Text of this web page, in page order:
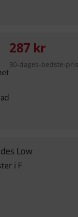
287 kr
30-dages-bedste-pris
Low
i F